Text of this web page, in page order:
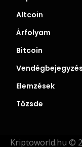
Altcoin
Árfolyam
Bitcoin
Vendégbejegyzés
Elemzések
Tőzsde
Kriptoworld.hu ©